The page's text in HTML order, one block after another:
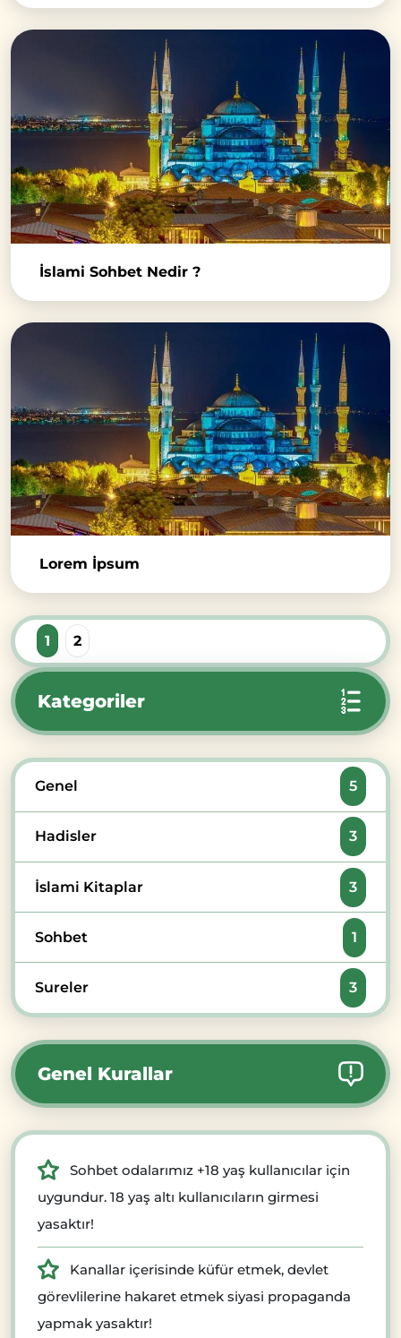
İslami Sohbet Nedir ?
Lorem İpsum
1 2
Kategoriler
Genel 5
Hadisler 3
İslami Kitaplar 3
Sohbet 1
Sureler 3
Genel Kurallar
Sohbet odalarımız +18 yaş kullanıcılar için
uygundur. 18 yaş altı kullanıcıların girmesi
yasaktır!
Kanallar içerisinde küfür etmek, devlet
görevlilerine hakaret etmek siyasi propaganda
yapmak yasaktır!